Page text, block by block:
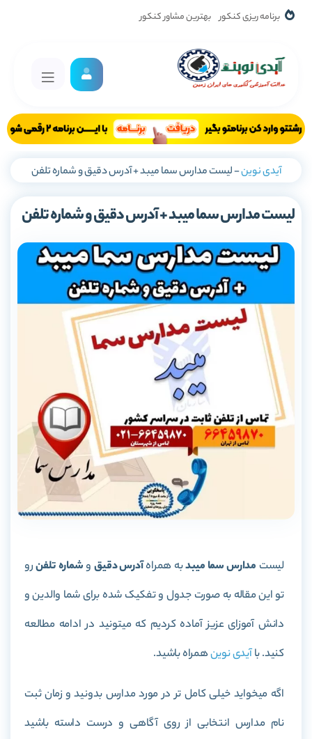
برنامه ریزی کنکور بهترین مشاور کنکور
آیدی نوین-لیست مدارس سما میبد + آدرس دقیق و شماره تلفن
لیست مدارس سما میبد + آدرس دقیق و شماره تلفن
لیست مدارس سما میبدبه همراهآدرس دقیقوشماره تلفنرو
تو این مقاله به صورت جدول و تفکیک شده برای شما والدین و
دانش آموزای عزیز آماده کردیم که میتونید در ادامه مطالعه
کنید. باآیدی نوینهمراه باشید.
اگه میخواید خیلی کامل تر در مورد مدارس بدونید و زمان ثبت
نام مدارس انتخابی از روی آگاهی و درست داسته باشید